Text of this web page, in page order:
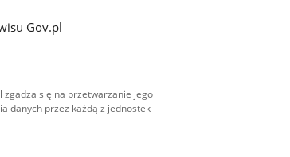
Gov.pl
się na przetwarzanie jego
danych przez każdą z jednostek